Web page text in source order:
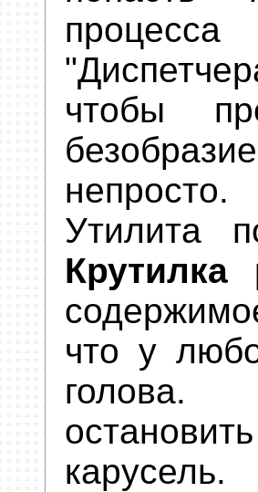
чтобы
непросто.
Утилита
Крутилка
что у
голова.
карусель.